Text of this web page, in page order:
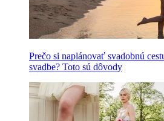
Prečo si naplánovať svadobnú
svadbe? Toto sú dôvody